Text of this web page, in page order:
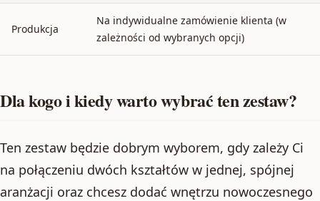
Produkcja
Na indywidualne zamówienie klienta (w
zależności od wybranych opcji)
Dla kogo i kiedy warto wybrać ten zestaw?
Ten zestaw będzie dobrym wyborem, gdy zależy Ci
na połączeniu dwóch kształtów w jednej, spójnej
aranżacji oraz chcesz dodać wnętrzu nowoczesnego